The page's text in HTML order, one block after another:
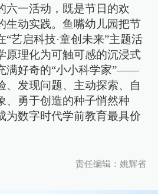
六一活动，既是节日的欢
生动实践。鱼嘴幼儿园把节
“艺启科技·童创未来”主题活
原理化为可触可感的沉浸式
满好奇的“小小科学家”——
、发现问题、主动探索、自
、勇于创造的种子悄然种
为数字时代学前教育最具价
责任编辑：姚辉省